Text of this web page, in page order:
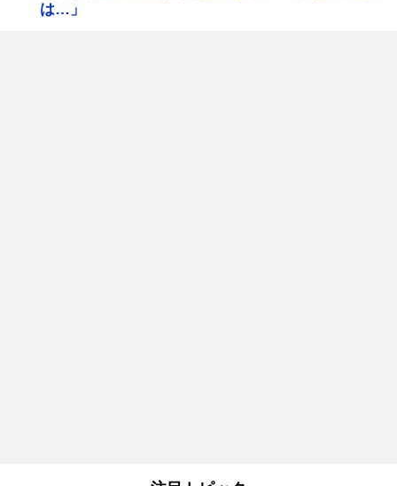
は…」